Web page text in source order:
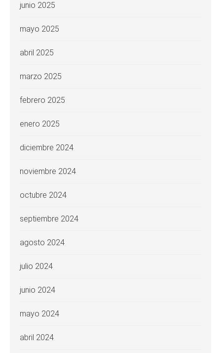
junio 2025
mayo 2025
abril 2025
marzo 2025
febrero 2025
enero 2025
diciembre 2024
noviembre 2024
octubre 2024
septiembre 2024
agosto 2024
julio 2024
junio 2024
mayo 2024
abril 2024